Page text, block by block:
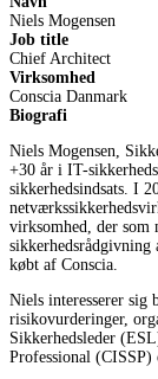
Niels Mogensen
Job title
Chief Architect
Virksomhed
Conscia Danmark
Biografi
Niels Mogensen,
+30 år i IT-
sikkerhedsindsats. I
virksomhed, der som
købt af Conscia.
Niels interesserer sig
risikovurderinger,
Sikkerhedsleder
Professional